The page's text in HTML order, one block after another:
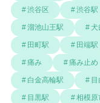
渋谷区 渋谷駅
溜池山王駅 犬
田町駅 田端駅
痛み 痛み止め
白金高輪駅
目黒駅 相模原